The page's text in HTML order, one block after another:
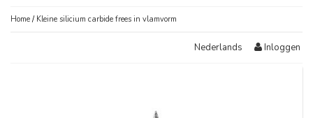
Home / Kleine silicium carbide frees in vlamvorm
Nederlands Inloggen